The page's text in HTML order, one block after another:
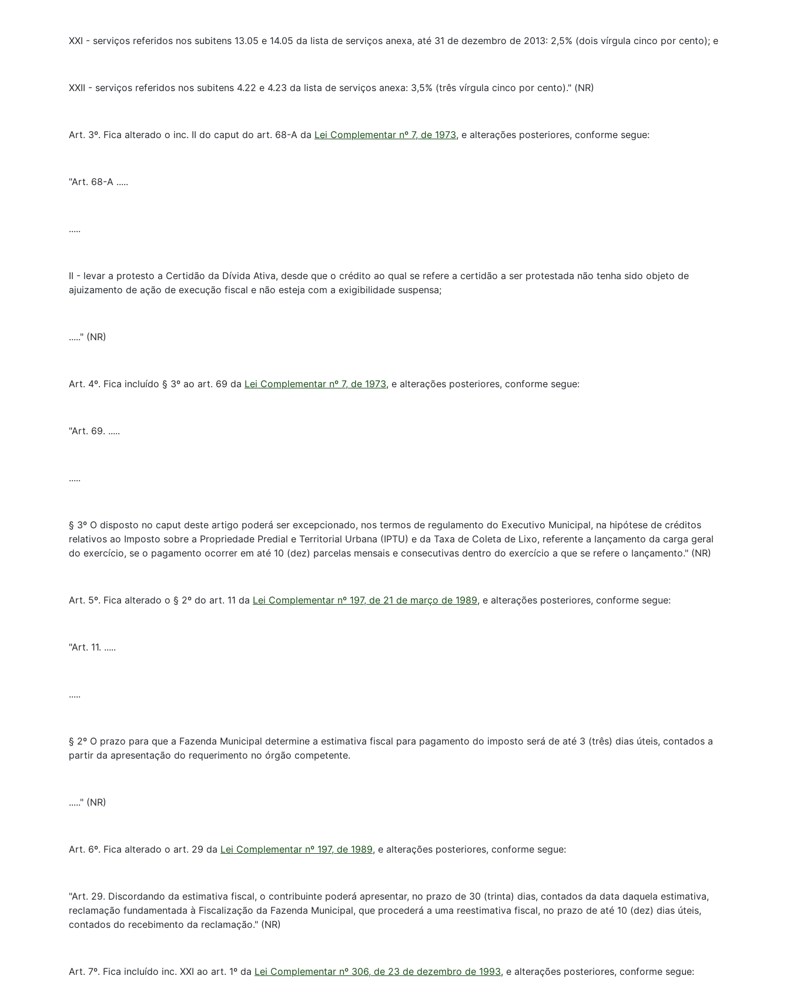
XXI - serviços referidos nos subitens 13.05 e 14.05 da lista de serviços anexa, até 31 de dezembro de 2013: 2,5% (dois vírgula cinco por cento); e
XXII - serviços referidos nos subitens 4.22 e 4.23 da lista de serviços anexa: 3,5% (três vírgula cinco por cento)." (NR)
Art. 3º. Fica alterado o inc. II do caput do art. 68-A da Lei Complementar nº 7, de 1973, e alterações posteriores, conforme segue:
"Art. 68-A .....
.....
II - levar a protesto a Certidão da Dívida Ativa, desde que o crédito ao qual se refere a certidão a ser protestada não tenha sido objeto de
ajuizamento de ação de execução fiscal e não esteja com a exigibilidade suspensa;
....." (NR)
Art. 4º. Fica incluído § 3º ao art. 69 da Lei Complementar nº 7, de 1973, e alterações posteriores, conforme segue:
"Art. 69. .....
.....
§ 3º O disposto no caput deste artigo poderá ser excepcionado, nos termos de regulamento do Executivo Municipal, na hipótese de créditos
relativos ao Imposto sobre a Propriedade Predial e Territorial Urbana (IPTU) e da Taxa de Coleta de Lixo, referente a lançamento da carga geral
do exercício, se o pagamento ocorrer em até 10 (dez) parcelas mensais e consecutivas dentro do exercício a que se refere o lançamento." (NR)
Art. 5º. Fica alterado o § 2º do art. 11 da Lei Complementar nº 197, de 21 de março de 1989, e alterações posteriores, conforme segue:
"Art. 11. .....
.....
§ 2º O prazo para que a Fazenda Municipal determine a estimativa fiscal para pagamento do imposto será de até 3 (três) dias úteis, contados a
partir da apresentação do requerimento no órgão competente.
....." (NR)
Art. 6º. Fica alterado o art. 29 da Lei Complementar nº 197, de 1989, e alterações posteriores, conforme segue:
"Art. 29. Discordando da estimativa fiscal, o contribuinte poderá apresentar, no prazo de 30 (trinta) dias, contados da data daquela estimativa,
reclamação fundamentada à Fiscalização da Fazenda Municipal, que procederá a uma reestimativa fiscal, no prazo de até 10 (dez) dias úteis,
contados do recebimento da reclamação." (NR)
Art. 7º. Fica incluído inc. XXI ao art. 1º da Lei Complementar nº 306, de 23 de dezembro de 1993, e alterações posteriores, conforme segue: